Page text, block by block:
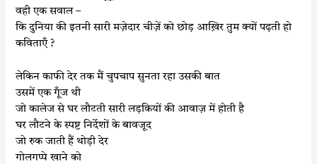
वही एक सवाल –
कि दुनिया की इतनी सारी मज़ेदार चीज़ें को छोड़ आख़िर तुम क्यों पढ़ती हो
कविताएँ ?
लेकिन काफी देर तक मैं चुपचाप सुनता रहा उसकी बात
उसमें एक गूँज थी
जो कालेज से घर लौटती सारी लड़कियों की आवाज़ में होती है
घर लौटने के स्पष्ट निर्देशों के बावजूद
जो रुक जाती हैं थोड़ी देर
गोलगप्पे खाने को